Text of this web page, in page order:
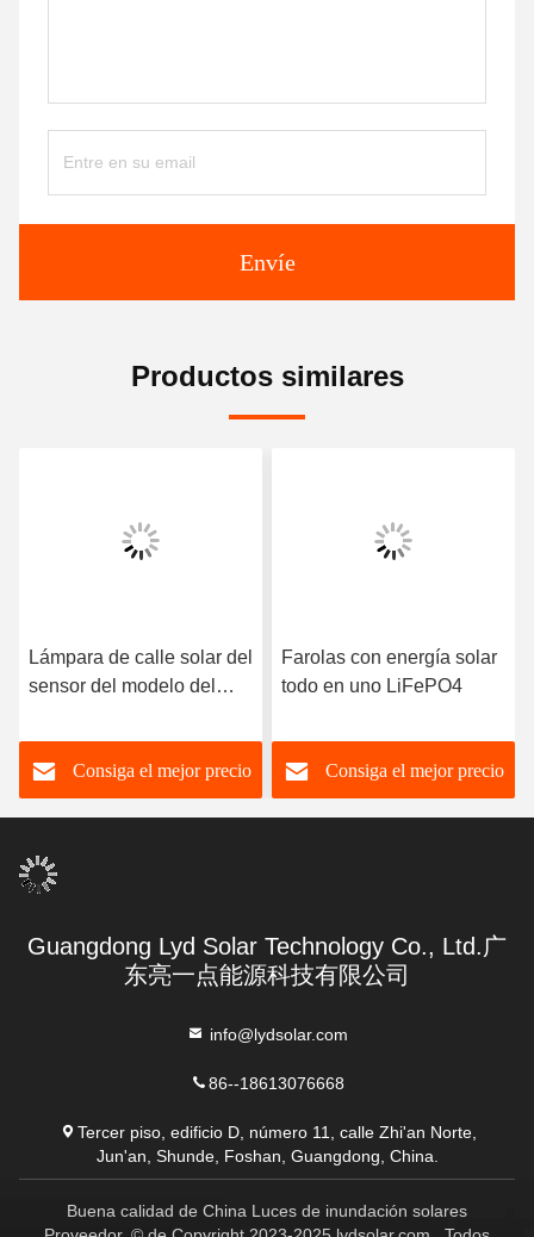
Envíe
Productos similares
Lámpara de calle solar del
sensor del modelo del
de aluminio de las luces
de calle LiFePO4 LED
Consiga el mejor precio
Farolas con energía solar
todo en uno LiFePO4
Consiga el mejor precio
Guangdong Lyd Solar Technology Co., Ltd.广
东亮一点能源科技有限公司
info@lydsolar.com
86--18613076668
Tercer piso, edificio D, número 11, calle Zhi'an Norte,
Jun'an, Shunde, Foshan, Guangdong, China.
Buena calidad de China Luces de inundación solares